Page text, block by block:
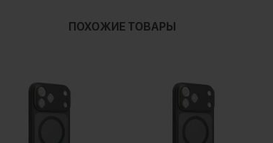
ПОХОЖИЕ ТОВАРЫ